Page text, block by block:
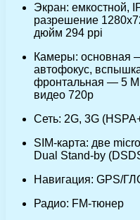
Экран: емкостной,
разрешение
дюйм 294 ppi
Камеры: основная
автофокус,
фронтальная — 5
видео 720p
Сеть: 2G, 3G
SIM-карта: две
Dual Stand-by
Навигация: GPS/
Радио: FM-тюнер